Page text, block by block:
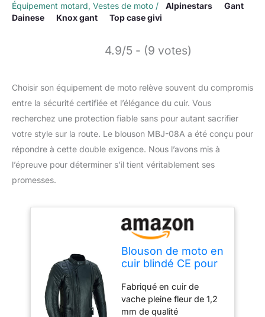
Équipement motard, Vestes de moto / Alpinestars
Gant
Dainese
Knox gant Top case givi
4.9/5 - (9 votes)
Choisir son équipement de moto relève souvent du compromis
entre la sécurité certifiée et l’élégance du cuir. Vous
recherchez une protection fiable sans pour autant sacrifier
votre style sur la route. Le blouson MBJ-08A a été conçu pour
répondre à cette double exigence. Nous l’avons mis à
l’épreuve pour déterminer s’il tient véritablement ses
promesses.
Blouson de moto en
cuir blindé CE pour
Noir , XL
Fabriqué en cuir de
vache pleine fleur de 1,2
mm de qualité